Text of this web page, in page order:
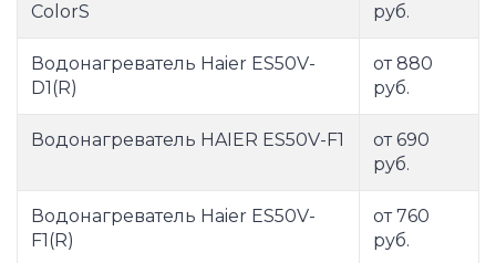
ColorS
руб.
Водонагреватель Haier ES50V-
D1(R)
от 880
руб.
Водонагреватель HAIER ES50V-F1
от 690
руб.
Водонагреватель Haier ES50V-
F1(R)
от 760
руб.